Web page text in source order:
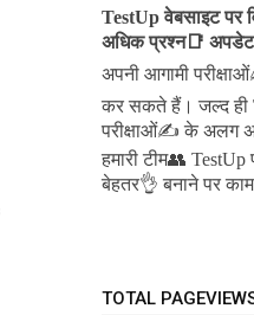
TestUp वेबसाइट पर
अधिक प्रश्न📑 अपडेट
अपनी आगामी
कर सकते हैं।जल्द
परीक्षाओं✍️ के अलग
हमारी टीम👥
बेहतर👌 बनाने पर
TOTAL